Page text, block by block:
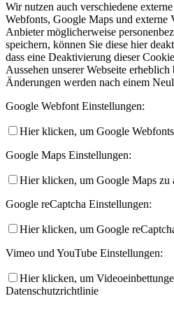
Wir nutzen auch verschiedene
Webfonts, Google Maps und externe
Anbieter möglicherweise
speichern, können Sie diese hier
dass eine Deaktivierung dieser
Aussehen unserer Webseite
Änderungen werden nach einem
Google Webfont Einstellungen:
Hier klicken, um Google
Google Maps Einstellungen:
Hier klicken, um Google Maps zu
Google reCaptcha Einstellungen:
Hier klicken, um Google
Vimeo und YouTube Einstellungen:
Hier klicken, um
Datenschutzrichtlinie